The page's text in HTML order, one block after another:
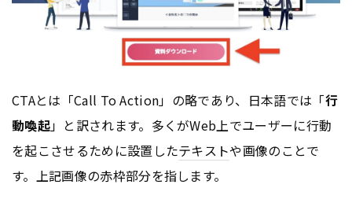
CTAとは「Call To Action」の略であり、日本語では「行
動喚起」と訳されます。多くがWeb上でユーザーに行動
を起こさせるために設置したテキストや画像のことで
す。上記画像の赤枠部分を指します。